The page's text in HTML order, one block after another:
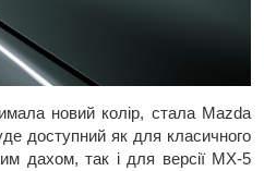
новий колір, стала Mazda
доступний як для класичного
дахом, так і для версії MX-5